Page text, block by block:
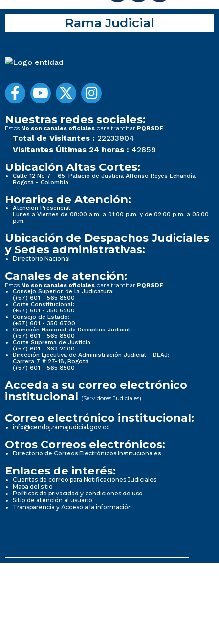
Rama Judicial
Nuestras redes sociales:
Estos No son canales oficiales para tramitar PQRSDF
Total de Visitantes : 22233904
Visitantes Últimas 24 horas : 42859
Ubicación Altas Cortes:
Calle 12 No 7 - 65, Palacio de Justicia Alfonso Reyes Echandía
Bogotá - Colombia
Horarios de Atención:
Atención Presencial:
Lunes a Viernes de 08:00 a.m. a 01:00 p.m. y de 02:00 p.m. a 05:00
p.m.
Ubicación de Despachos Judiciales
y Sedes administrativas:
Directorio Nacional
Canales de atención:
Estos No son canales oficiales para tramitar PQRSDF
Consejo Superior de la Judicatura:
(+57) 601 - 565 8500
Corte Constitucional:
(+57) 601 - 350 6200
Consejo de Estado:
(+57) 601 - 350 6700
Comisión Nacional de Disciplina Judicial:
(+57) 601 - 565 8500
Corte Suprema de Justicia:
(+57) 601 - 362 2000
Dirección Ejecutiva de Administración Judicial - DEAJ:
Carrera 7 # 27-18, Bogotá
(+57) 601 - 565 8500
Acceda a su correo electrónico
institucional (Servidores Judiciales)
Correo electrónico institucional:
info@cendoj.ramajudicial.gov.co
Otros Correos electrónicos:
Directorio de Correos Electrónicos Institucionales
Enlaces de interés:
Cuentas de correo para Notificaciones Judiciales
Mapa del sitio
Políticas de privacidad y condiciones de uso
Sitio de atención al usuario
Transparencia y Acceso a la información